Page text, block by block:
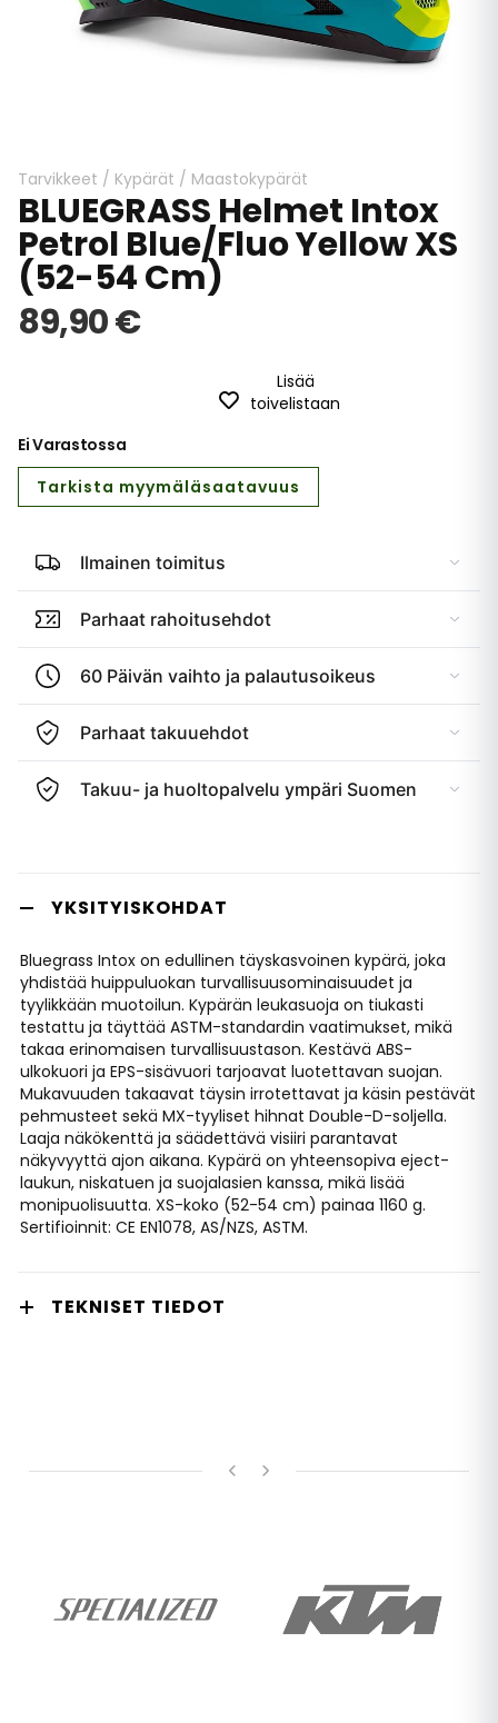
beginning
of
the
images
gallery
Tarvikkeet / Kypärät / Maastokypärät
BLUEGRASS Helmet Intox
Petrol Blue/Fluo Yellow XS
(52-54 Cm)
89,90 €
Lisää
toivelistaan
Ei Varastossa
Tarkista myymäläsaatavuus
Ilmainen toimitus
Parhaat rahoitusehdot
60 Päivän vaihto ja palautusoikeus
Parhaat takuuehdot
Takuu- ja huoltopalvelu ympäri Suomen
YKSITYISKOHDAT
Bluegrass Intox on edullinen täyskasvoinen kypärä, joka
yhdistää huippuluokan turvallisuusominaisuudet ja
tyylikkään muotoilun. Kypärän leukasuoja on tiukasti
testattu ja täyttää ASTM-standardin vaatimukset, mikä
takaa erinomaisen turvallisuustason. Kestävä ABS-
ulkokuori ja EPS-sisävuori tarjoavat luotettavan suojan.
Mukavuuden takaavat täysin irrotettavat ja käsin pestävät
pehmusteet sekä MX-tyyliset hihnat Double-D-soljella.
Laaja näkökenttä ja säädettävä visiiri parantavat
näkyvyyttä ajon aikana. Kypärä on yhteensopiva eject-
laukun, niskatuen ja suojalasien kanssa, mikä lisää
monipuolisuutta. XS-koko (52-54 cm) painaa 1160 g.
Sertifioinnit: CE EN1078, AS/NZS, ASTM.
TEKNISET TIEDOT